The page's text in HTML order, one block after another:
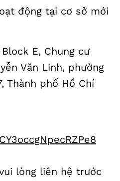
động tại cơ sở mới
Block E, Chung cư
Văn Linh, phường
Thành phố Hồ Chí
lòng liên hệ trước